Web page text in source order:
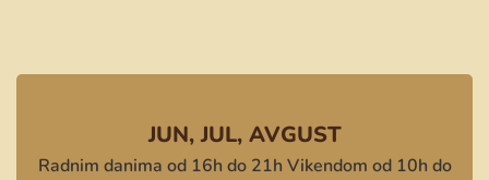
JUN, JUL, AVGUST
Radnim danima od 16h do 21h Vikendom od 10h do